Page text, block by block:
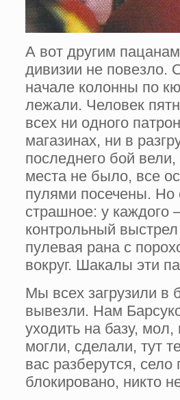
А вот другим
дивизии не повезло.
начале колонны по
лежали. Человек
всех ни одного
магазинах, ни в
последнего бой
места не было, все
пулями посечены. Но
страшное: у каждого
контрольный выст­рел
пулевая рана с
вокруг. Шакалы эти
Мы всех загрузили в
вывезли. Нам
уходить на базу, мол,
могли, сделали, тут
вас разберутся, село
блокирова­но, никто